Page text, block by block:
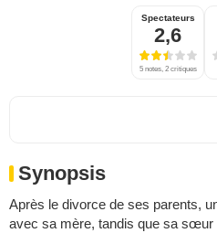
Spectateurs
2,6
5 notes, 2 critiques
Synopsis
Après le divorce de ses parents,
avec sa mère, tandis que sa sœur